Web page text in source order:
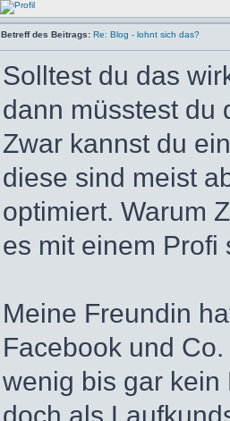
Betreff des Beitrags: Re: Blog - lohnt sich das?
Solltest du das
dann müsstest du
Zwar kannst du
diese sind meist
optimiert. Warum
es mit einem Profi
Meine Freundin
Facebook und
wenig bis gar kein